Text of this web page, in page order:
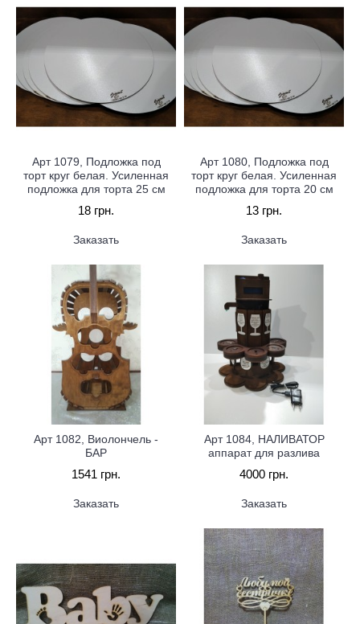
Арт 1079, Подложка под
торт круг белая. Усиленная
подложка для торта 25 см
18 грн.
Заказать
Арт 1080, Подложка под
торт круг белая. Усиленная
подложка для торта 20 см
13 грн.
Заказать
Арт 1082, Виолончель -
БАР
1541 грн.
Заказать
Арт 1084, НАЛИВАТОР
аппарат для разлива
4000 грн.
Заказать